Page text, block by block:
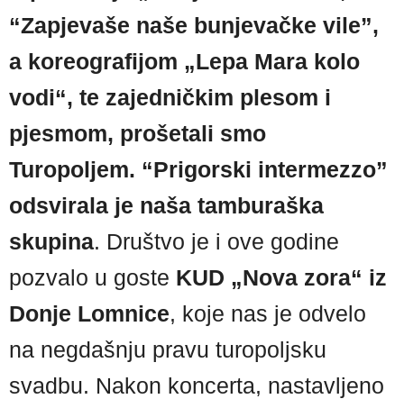
“Zapjevaše naše bunjevačke vile”,
a koreografijom „Lepa Mara kolo
vodi“, te zajedničkim plesom i
pjesmom, prošetali smo
Turopoljem. “Prigorski intermezzo”
odsvirala je naša tamburaška
skupina. Društvo je i ove godine
pozvalo u goste KUD „Nova zora“ iz
Donje Lomnice, koje nas je odvelo
na negdašnju pravu turopoljsku
svadbu. Nakon koncerta, nastavljeno